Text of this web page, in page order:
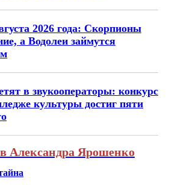
2026 года: Скорпионы
а Водолеи займутся
в звукооператоры: конкурс
культуры достиг пяти
Александра Ярошенко